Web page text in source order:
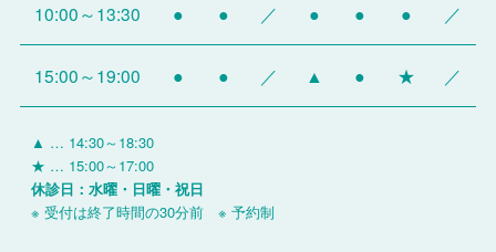
10:00～13:30 ● ● ／ ● ● ● ／
15:00～19:00 ● ● ／ ▲ ● ★ ／
▲ … 14:30～18:30
★ … 15:00～17:00
休診日：水曜・日曜・祝日
※ 受付は終了時間の30分前 ※ 予約制